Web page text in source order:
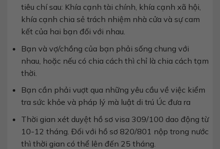
tiêu chí sau: Khía cạnh tài chính, khía cạnh xã hội,
khía cạnh chia sẻ trách nhiệm nhà cửa và sự cam
kết của hai bạn đối với nhau.
Bạn và vợ/chồng của bạn phải sống chung với
nhau, hoặc nếu có chia cách thì chỉ là chia cách tạm
thời.
Bạn cần phải vuợt qua những yêu cầu về việc kiểm
tra sức khỏe và pháp lý mà luật di trú Úc đưa ra
Thời gian xét duyệt hồ sơ visa 309/100 dao động từ
10-12 tháng. Đối với hồ sơ 820/801 nộp trong nước
thì thời gian có thể lên đến 25 tháng.